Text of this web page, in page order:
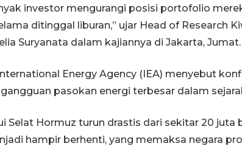
investor mengurangi posisi portofolio
ditinggal liburan,” ujar Head of Research
Suryanata dalam kajiannya di Jakarta, Jumat.
Energy Agency (IEA) menyebut
pasokan energi terbesar dalam
Selat Hormuz turun drastis dari sekitar 20 juta
hampir berhenti, yang memaksa negara